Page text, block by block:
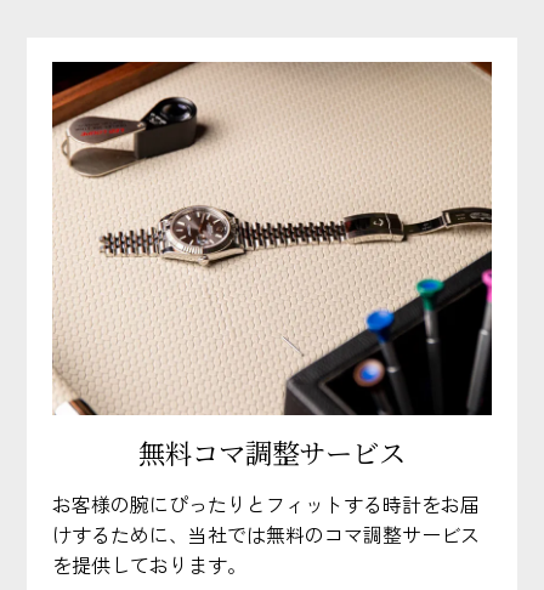
無料コマ調整サービス
お客様の腕にぴったりとフィットする時計をお届
けするために、当社では無料のコマ調整サービス
を提供しております。